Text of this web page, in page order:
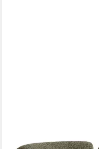
für Esszimmer